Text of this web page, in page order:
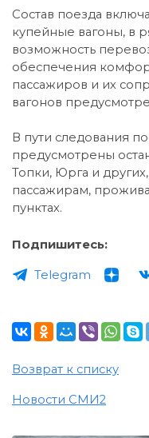
Состав поезда
купейные вагоны, в
возможность
обеспечения
пассажиров и их
вагонов
В пути следования
предусмотрены
Топки, Юрга и
пассажирам,
пунктах.
Подпишитесь:
Telegram
Возврат к списку
Новости СМИ2